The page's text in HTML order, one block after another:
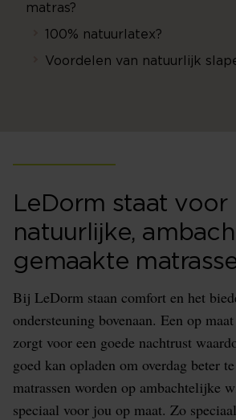
matras?
100% natuurlatex?
Voordelen van natuurlijk
LeDorm staat voor
natuurlijke,
gemaakte
Bij LeDorm staan comfort en het
ondersteuning bovenaan. Een op
zorgt voor een goede nachtrust
goed kan opladen om overdag beter
matrassen worden op ambachtelijke
speciaal voor jou op maat. Zo